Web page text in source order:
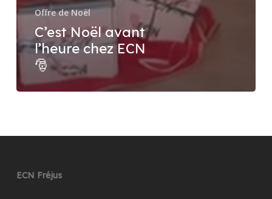
Offre de Noël
C’est Noël avant
l’heure chez ECN
🎅
ECN Fréjus